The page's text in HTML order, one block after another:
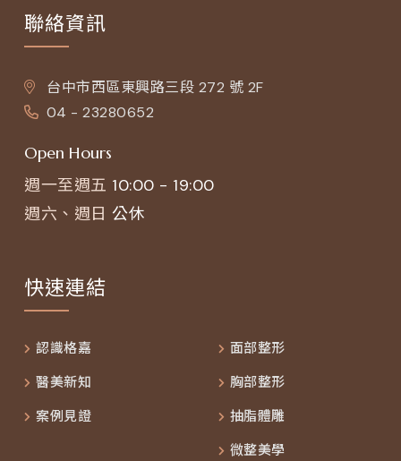
聯絡資訊
台中市西區東興路三段 272 號 2F
04 - 23280652
Open Hours
週一至週五 10:00 - 19:00
週六、週日 公休
快速連結
認識格嘉
醫美新知
案例見證
面部整形
胸部整形
抽脂體雕
微整美學